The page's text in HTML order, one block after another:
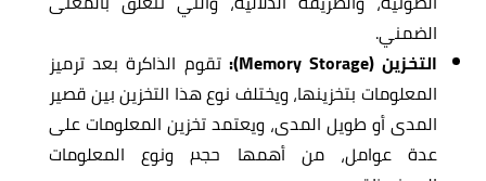
الضمني.
التخزين (Memory Storage):
تقوم الذاكرة بعد ترميز
المعلومات بتخزينها، ويختلف نوع هذا التخزين بين قصير
المدى أو طويل المدى، ويعتمد تخزين المعلومات على
عدة عوامل، من أهمها حجم ونوع المعلومات